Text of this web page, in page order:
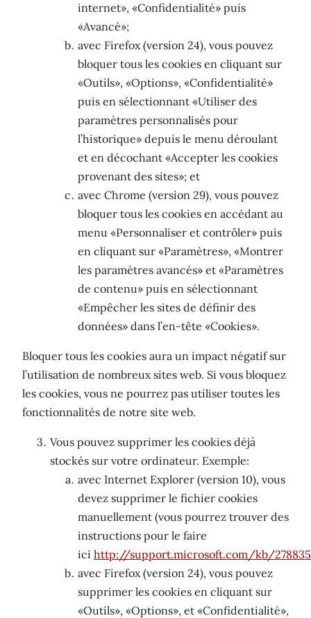
internet», «Confidentialité» puis
«Avancé»;
avec Firefox (version 24), vous pouvez
bloquer tous les cookies en cliquant sur
«Outils», «Options», «Confidentialité»
puis en sélectionnant «Utiliser des
paramètres personnalisés pour
l’historique» depuis le menu déroulant
et en décochant «Accepter les cookies
provenant des sites»; et
avec Chrome (version 29), vous pouvez
bloquer tous les cookies en accédant au
menu «Personnaliser et contrôler» puis
en cliquant sur «Paramètres», «Montrer
les paramètres avancés» et «Paramètres
de contenu» puis en sélectionnant
«Empêcher les sites de définir des
données» dans l’en-tête «Cookies».
Bloquer tous les cookies aura un impact négatif sur
l’utilisation de nombreux sites web. Si vous bloquez
les cookies, vous ne pourrez pas utiliser toutes les
fonctionnalités de notre site web.
Vous pouvez supprimer les cookies déjà
stockés sur votre ordinateur. Exemple:
avec Internet Explorer (version 10), vous
devez supprimer le fichier cookies
manuellement (vous pourrez trouver des
instructions pour le faire
ici http://support.microsoft.com/kb/278835
avec Firefox (version 24), vous pouvez
supprimer les cookies en cliquant sur
«Outils», «Options», et «Confidentialité»,